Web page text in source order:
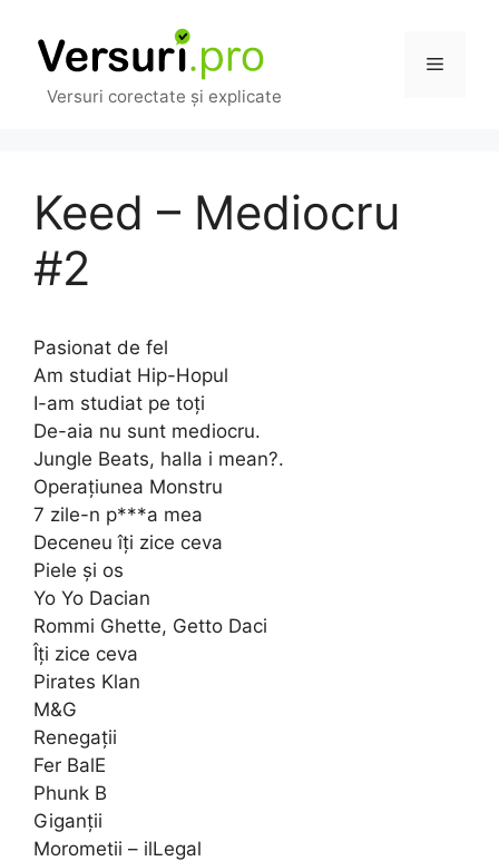
conținut
Versuri corectate și explicate
Meniu
Keed – Mediocru
#2
Pasionat de fel
Am studiat Hip-Hopul
I-am studiat pe toți
De-aia nu sunt mediocru.
Jungle Beats, halla i mean?.
Operațiunea Monstru
7 zile-n p***a mea
Deceneu îți zice ceva
Piele și os
Yo Yo Dacian
Rommi Ghette, Getto Daci
Îți zice ceva
Pirates Klan
M&G
Renegații
Fer BalE
Phunk B
Giganții
Morometii – ilLegal